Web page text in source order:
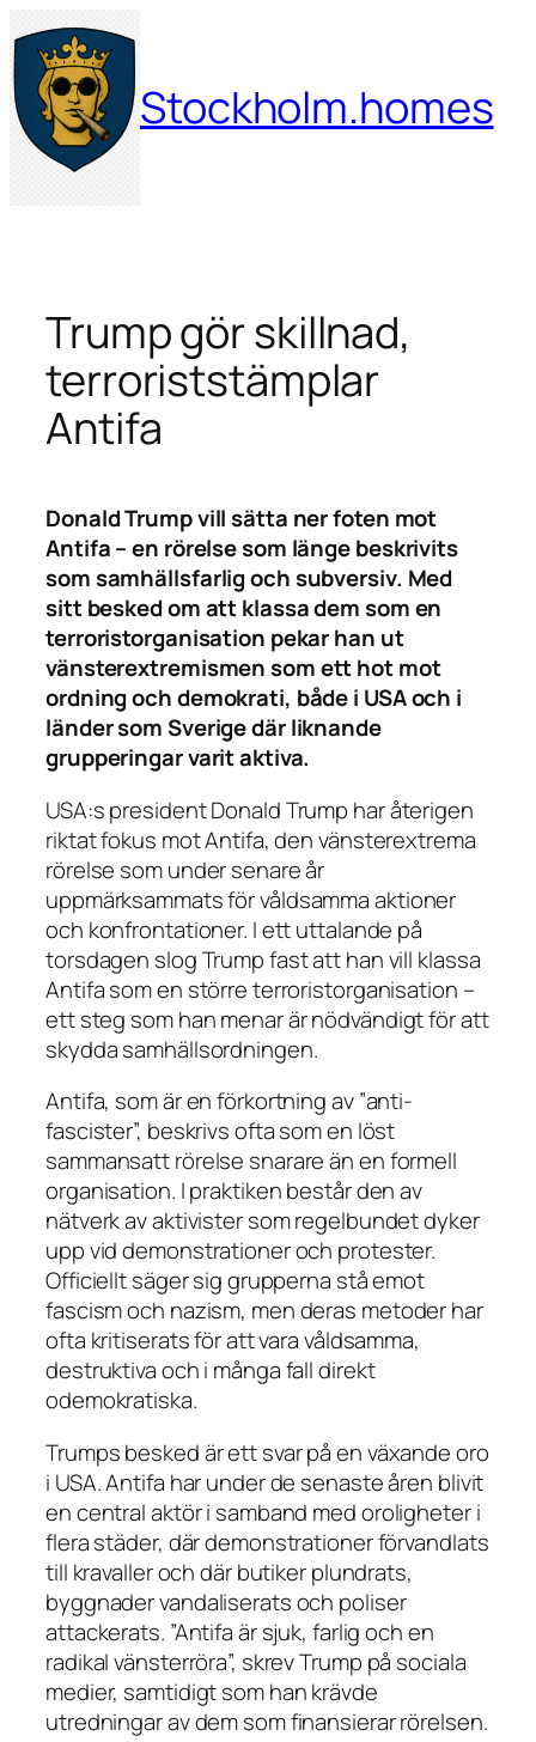
Hoppa
till
innehåll
Stockholm.homes
Trump gör skillnad,
terroriststämplar
Antifa
Donald Trump vill sätta ner foten mot
Antifa – en rörelse som länge beskrivits
som samhällsfarlig och subversiv. Med
sitt besked om att klassa dem som en
terroristorganisation pekar han ut
vänsterextremismen som ett hot mot
ordning och demokrati, både i USA och i
länder som Sverige där liknande
grupperingar varit aktiva.
USA:s president Donald Trump har återigen
riktat fokus mot Antifa, den vänsterextrema
rörelse som under senare år
uppmärksammats för våldsamma aktioner
och konfrontationer. I ett uttalande på
torsdagen slog Trump fast att han vill klassa
Antifa som en större terroristorganisation –
ett steg som han menar är nödvändigt för att
skydda samhällsordningen.
Antifa, som är en förkortning av ”anti-
fascister”, beskrivs ofta som en löst
sammansatt rörelse snarare än en formell
organisation. I praktiken består den av
nätverk av aktivister som regelbundet dyker
upp vid demonstrationer och protester.
Officiellt säger sig grupperna stå emot
fascism och nazism, men deras metoder har
ofta kritiserats för att vara våldsamma,
destruktiva och i många fall direkt
odemokratiska.
Trumps besked är ett svar på en växande oro
i USA. Antifa har under de senaste åren blivit
en central aktör i samband med oroligheter i
flera städer, där demonstrationer förvandlats
till kravaller och där butiker plundrats,
byggnader vandaliserats och poliser
attackerats. ”Antifa är sjuk, farlig och en
radikal vänsterröra”, skrev Trump på sociala
medier, samtidigt som han krävde
utredningar av dem som finansierar rörelsen.